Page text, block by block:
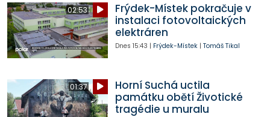
02:53
Frýdek-Místek pokračuje v
instalaci fotovoltaických
elektráren
Dnes 15:43 | Frýdek-Místek| Tomáš Tikal
01:37
Horní Suchá uctila
památku obětí Životické
tragédie u muralu